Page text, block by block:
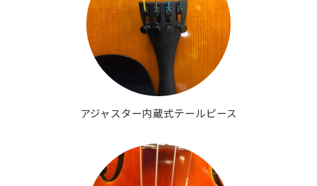
アジャスター内蔵式テールピース